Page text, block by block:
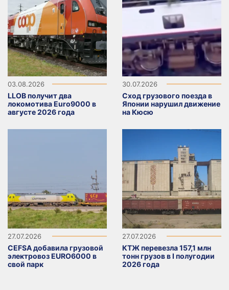
03.08.2026
LLOB получит два
локомотива Euro9000 в
августе 2026 года
30.07.2026
Сход грузового поезда в
Японии нарушил движение
на Кюсю
27.07.2026
CEFSA добавила грузовой
электровоз EURO6000 в
свой парк
27.07.2026
КТЖ перевезла 157,1 млн
тонн грузов в I полугодии
2026 года